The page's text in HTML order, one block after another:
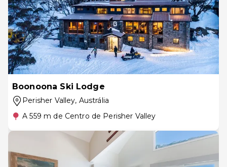
Boonoona Ski Lodge
Perisher Valley, Austrália
A 559 m de Centro de Perisher Valley